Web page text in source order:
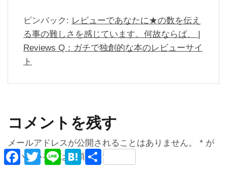
ピンバック: レビューであなたに★の数を伝え
る事の難しさを感じています。何故ならば、 |
Reviews Q：ガチで独創的な本のレビューサイ
ト
コメントを残す
メールアドレスが公開されることはありません。 * が
付いている欄は必須項目です
F
a
T
w
L
i
H
a
共
有